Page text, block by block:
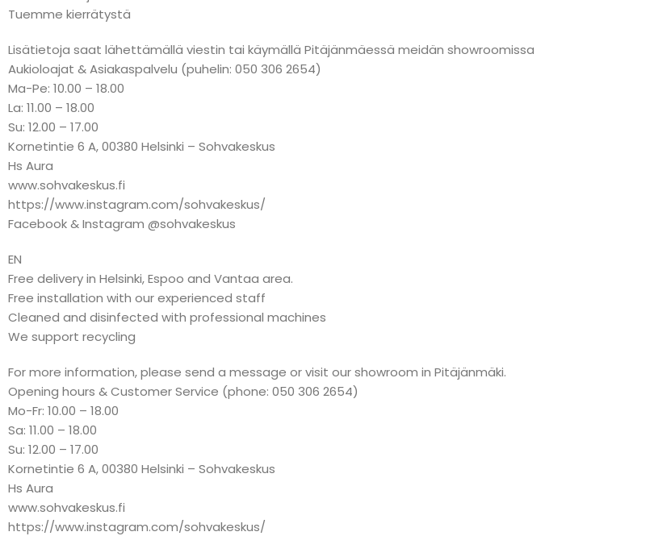
Tuemme kierrätystä
Lisätietoja saat lähettämällä viestin tai käymällä Pitäjänmäessä meidän showroomissa
Aukioloajat & Asiakaspalvelu (puhelin: 050 306 2654)
Ma-Pe: 10.00 – 18.00
La: 11.00 – 18.00
Su: 12.00 – 17.00
Kornetintie 6 A, 00380 Helsinki – Sohvakeskus
Hs Aura
www.sohvakeskus.fi
https://www.instagram.com/sohvakeskus/
Facebook & Instagram @sohvakeskus
EN
Free delivery in Helsinki, Espoo and Vantaa area.
Free installation with our experienced staff
Cleaned and disinfected with professional machines
We support recycling
For more information, please send a message or visit our showroom in Pitäjänmäki.
Opening hours & Customer Service (phone: 050 306 2654)
Mo-Fr: 10.00 – 18.00
Sa: 11.00 – 18.00
Su: 12.00 – 17.00
Kornetintie 6 A, 00380 Helsinki – Sohvakeskus
Hs Aura
www.sohvakeskus.fi
https://www.instagram.com/sohvakeskus/